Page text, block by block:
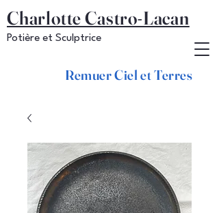
Remuer Ciel et Terres
Potière et Sculptrice
Charlotte Castro-Lacan